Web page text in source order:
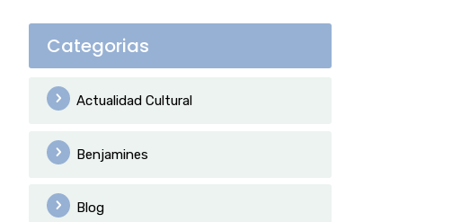
Categorias
Actualidad Cultural
Benjamines
Blog